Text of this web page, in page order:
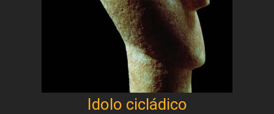
Idolo cicládico